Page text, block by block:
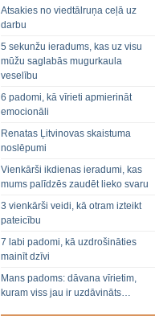
Atsakies no viedtālruņa ceļā uz
darbu
5 sekunžu ieradums, kas uz visu
mūžu saglabās mugurkaula
veselību
6 padomi, kā vīrieti apmierināt
emocionāli
Renatas Ļitvinovas skaistuma
noslēpumi
Vienkārši ikdienas ieradumi, kas
mums palīdzēs zaudēt lieko svaru
3 vienkārši veidi, kā otram izteikt
pateicību
7 labi padomi, kā uzdrošināties
mainīt dzīvi
Mans padoms: dāvana vīrietim,
kuram viss jau ir uzdāvināts…